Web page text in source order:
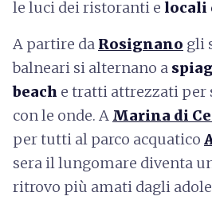
le luci dei ristoranti e locali
A partire da Rosignano gli
balneari si alternano a
beach e tratti attrezzati per
con le onde. A Marina di
per tutti al parco acquatico
sera il lungomare diventa
ritrovo più amati dagli